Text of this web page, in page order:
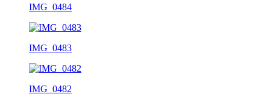
IMG_0484
IMG_0483
IMG_0482